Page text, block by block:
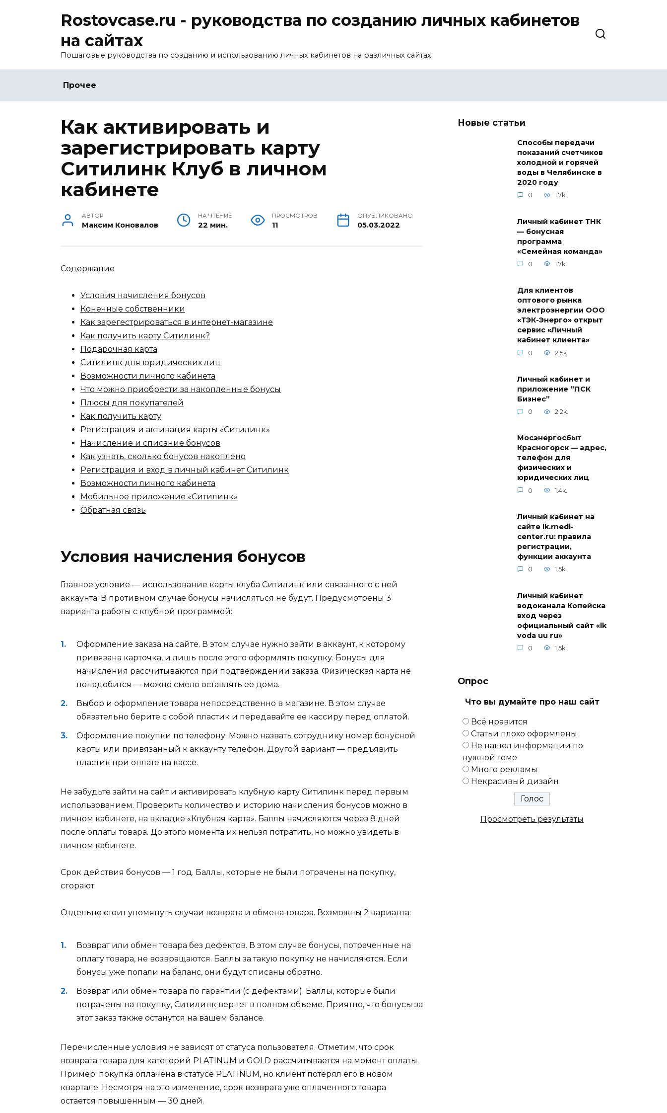
Rostovcase.ru - руководства по созданию личных кабинетов
на сайтах
Пошаговые руководства по созданию и использованию личных кабинетов на различных сайтах.
Прочее
Как активировать и
зарегистрировать карту
Ситилинк Клуб в личном
кабинете
АВТОР
Максим Коновалов
НА ЧТЕНИЕ
22 мин.
ПРОСМОТРОВ
11
ОПУБЛИКОВАНО
05.03.2022
Содержание
Условия начисления бонусов
Конечные собственники
Как зарегестрироваться в интернет-магазине
Как получить карту Ситилинк?
Подарочная карта
Ситилинк для юридических лиц
Возможности личного кабинета
Что можно приобрести за накопленные бонусы
Плюсы для покупателей
Как получить карту
Регистрация и активация карты «Ситилинк»
Начисление и списание бонусов
Как узнать, сколько бонусов накоплено
Регистрация и вход в личный кабинет Ситилинк
Возможности личного кабинета
Мобильное приложение «Ситилинк»
Обратная связь
Условия начисления бонусов
Главное условие — использование карты клуба Ситилинк или связанного с ней
аккаунта. В противном случае бонусы начисляться не будут. Предусмотрены 3
варианта работы с клубной программой:
Оформление заказа на сайте. В этом случае нужно зайти в аккаунт, к которому
привязана карточка, и лишь после этого оформлять покупку. Бонусы для
начисления рассчитываются при подтверждении заказа. Физическая карта не
понадобится — можно смело оставлять ее дома.
Выбор и оформление товара непосредственно в магазине. В этом случае
обязательно берите с собой пластик и передавайте ее кассиру перед оплатой.
Оформление покупки по телефону. Можно назвать сотруднику номер бонусной
карты или привязанный к аккаунту телефон. Другой вариант — предъявить
пластик при оплате на кассе.
Не забудьте зайти на сайт и активировать клубную карту Ситилинк перед первым
использованием. Проверить количество и историю начисления бонусов можно в
личном кабинете, на вкладке «Клубная карта». Баллы начисляются через 8 дней
после оплаты товара. До этого момента их нельзя потратить, но можно увидеть в
личном кабинете.
Срок действия бонусов — 1 год. Баллы, которые не были потрачены на покупку,
сгорают.
Отдельно стоит упомянуть случаи возврата и обмена товара. Возможны 2 варианта:
Возврат или обмен товара без дефектов. В этом случае бонусы, потраченные на
оплату товара, не возвращаются. Баллы за такую покупку не начисляются. Если
бонусы уже попали на баланс, они будут списаны обратно.
Возврат или обмен товара по гарантии (с дефектами). Баллы, которые были
потрачены на покупку, Ситилинк вернет в полном объеме. Приятно, что бонусы за
этот заказ также останутся на вашем балансе.
Перечисленные условия не зависят от статуса пользователя. Отметим, что срок
возврата товара для категорий PLATINUM и GOLD рассчитывается на момент оплаты.
Пример: покупка оплачена в статусе PLATINUM, но клиент потерял его в новом
квартале. Несмотря на это изменение, срок возврата уже оплаченного товара
остается повышенным — 30 дней.
Новые статьи
Способы передачи
показаний счетчиков
холодной и горячей
воды в Челябинске в
2020 году
0 1.7k.
Личный кабинет ТНК
— бонусная
программа
«Семейная команда»
0 1.7k.
Для клиентов
оптового рынка
электроэнергии ООО
«ТЭК-Энерго» открыт
сервис «Личный
кабинет клиента»
0 2.5k.
Личный кабинет и
приложение “ПСК
Бизнес”
0 2.2k.
Мосэнергосбыт
Красногорск — адрес,
телефон для
физических и
юридических лиц
0 1.4k.
Личный кабинет на
сайте lk.medi-
center.ru: правила
регистрации,
функции аккаунта
0 1.5k.
Личный кабинет
водоканала Копейска
вход через
официальный сайт «lk
voda uu ru»
0 1.5k.
Опрос
Что вы думайте про наш сайт
Всё нравится
Статьи плохо оформлены
Не нашел информации по
нужной теме
Много рекламы
Некрасивый дизайн
Просмотреть результаты